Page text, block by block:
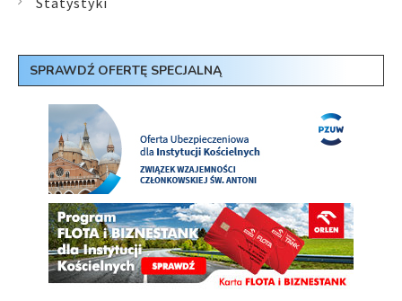
SPRAWDŹ OFERTĘ SPECJALNĄ